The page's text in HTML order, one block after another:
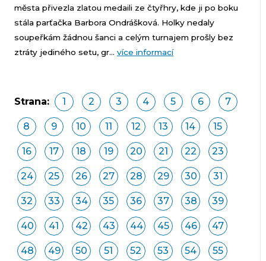
města přivezla zlatou medaili ze čtyřhry, kde ji po boku
stála parťačka Barbora Ondrášková. Holky nedaly
soupeřkám žádnou šanci a celým turnajem prošly bez
ztráty jediného setu, gr... více informací
Strana: 1 2 3 4 5 6 7
8 9 10 11 12 13 14 15
16 17 18 19 20 21 22 23
24 25 26 27 28 29 30 31
32 33 34 35 36 37 38 39
40 41 42 43 44 45 46 47
48 49 50 51 52 53 54 55